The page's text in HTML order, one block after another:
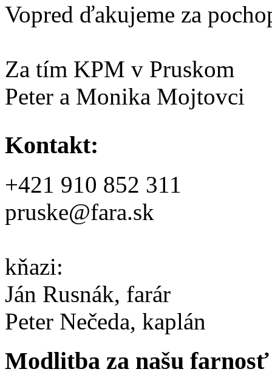
Vopred ďakujeme za
Za tím KPM v Pruskom
Peter a Monika Mojtovci
Kontakt:
+421 910 852 311
pruske@fara.sk
kňazi:
Ján Rusnák, farár
Peter Nečeda, kaplán
Modlitba za našu farnosť